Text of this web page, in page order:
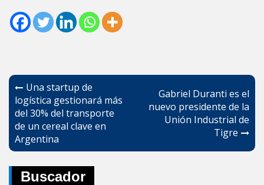
Navegación
de
entradas
Una startup de
logística gestionará más
del 30% del transporte
de un cereal clave en
Argentina
Gabriel Duranti es el
nuevo presidente de la
Unión Industrial de
Tigre
Buscador